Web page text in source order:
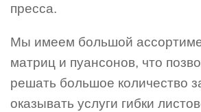
пресса.
Мы имеем большой
матриц и пуансонов, что
решать большое количество
оказывать услуги гибки